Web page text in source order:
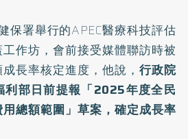
保署舉行的APEC醫療科技評估
作坊，會前接受媒體聯訪時被
長率核定進度，他說， 行政院
部日前提報「2025年度全民
總額範圍」草案，確定成長率